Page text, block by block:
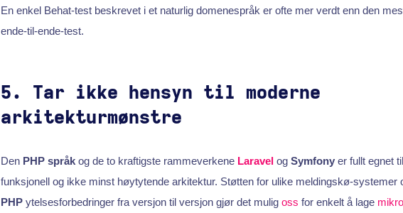
En enkel Behat-test beskrevet i et naturlig domenespråk er ofte mer verdt enn den
ende-til-ende-test.
5. Tar ikke hensyn til moderne
arkitekturmønstre
Den PHP språkog de to kraftigste rammeverkene Laravelog Symfonyer fullt egnet
funksjonell og ikke minst høytytende arkitektur. Støtten for ulike meldingskø-systemer
PHPytelsesforbedringer fra versjon til versjon gjør det mulig oss for enkelt å lage